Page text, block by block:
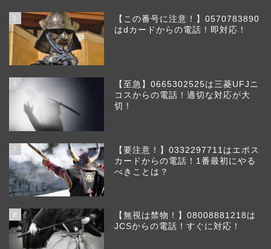
5
【この番号に注意！】0570783890
はdカードからの電話！即対応！
6
【至急】0665302525は三菱UFJニ
コスからの電話！適切な対応が大
切！
7
【要注意！】0332297711はエポス
カードからの電話！1番最初にやる
べきことは？
8
【無視は禁物！】08008881218は
JCSからの電話！すぐに対応！